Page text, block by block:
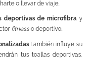
o llevar de viaje.
deportivas de microfibra y
fitnesso deportivo.
también influye su
tus toallas deportivas,